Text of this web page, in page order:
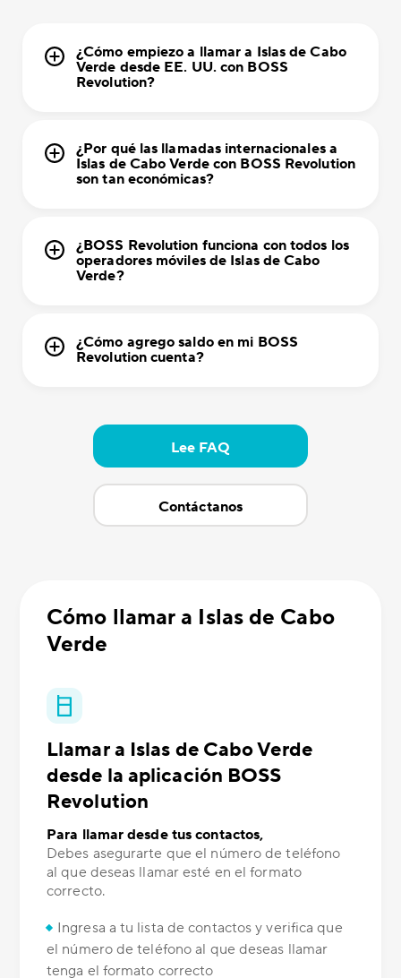
¿Cómo empiezo a llamar a Islas de Cabo
Verde desde EE. UU. con BOSS
Revolution?
¿Por qué las llamadas internacionales a
Islas de Cabo Verde con BOSS Revolution
son tan económicas?
¿BOSS Revolution funciona con todos los
operadores móviles de Islas de Cabo
Verde?
¿Cómo agrego saldo en mi BOSS
Revolution cuenta?
Lee FAQ
Contáctanos
Cómo llamar a Islas de Cabo
Verde
Llamar a Islas de Cabo Verde
desde la aplicación BOSS
Revolution
Para llamar desde tus contactos,
Debes asegurarte que el número de teléfono
al que deseas llamar esté en el formato
correcto.
Ingresa a tu lista de contactos y verifica que
el número de teléfono al que deseas llamar
tenga el formato correcto